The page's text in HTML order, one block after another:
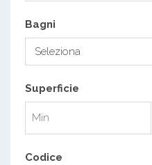
Bagni
Superficie
Codice